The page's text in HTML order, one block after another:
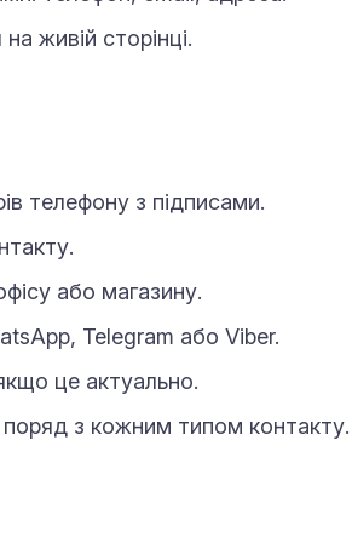
живій сторінці.
телефону з підписами.
або магазину.
Telegram або Viber.
це актуально.
з кожним типом контакту.